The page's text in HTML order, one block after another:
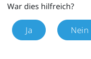
War dies hilfreich?
Ja Nein